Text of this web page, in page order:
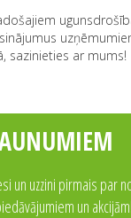
sazinieties ar mums!
un uzzini pirmais par
un akcijām!